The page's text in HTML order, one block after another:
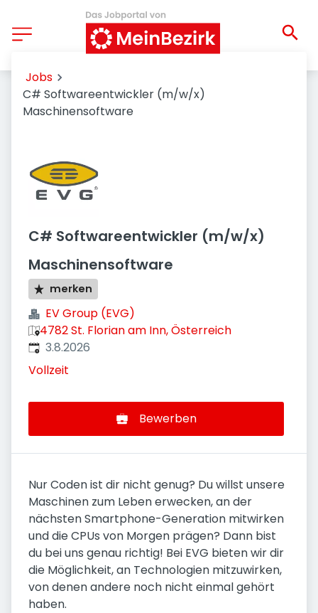
Jobs
C# Softwareentwickler (m/w/x)
Maschinensoftware
C# Softwareentwickler (m/w/x)
Maschinensoftware
merken
EV Group (EVG)
4782 St. Florian am Inn, Österreich
Veröffentlicht
3.8.2026
Vollzeit
Bewerben
Nur Coden ist dir nicht genug? Du willst unsere
Maschinen zum Leben erwecken, an der
nächsten Smartphone-Generation mitwirken
und die CPUs von Morgen prägen? Dann bist
du bei uns genau richtig! Bei EVG bieten wir dir
die Möglichkeit, an Technologien mitzuwirken,
von denen andere noch nicht einmal gehört
haben.